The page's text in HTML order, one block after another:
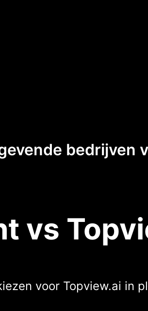
bedrijven
vs
voor Topview.ai in